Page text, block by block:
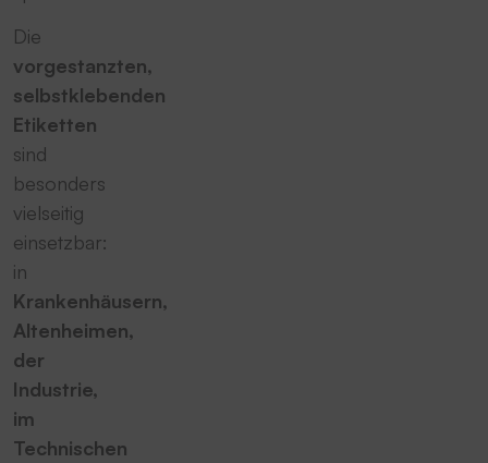
Die
vorgestanzten,
selbstklebenden
Etiketten
sind
besonders
vielseitig
einsetzbar:
in
Krankenhäusern,
Altenheimen,
der
Industrie,
im
Technischen